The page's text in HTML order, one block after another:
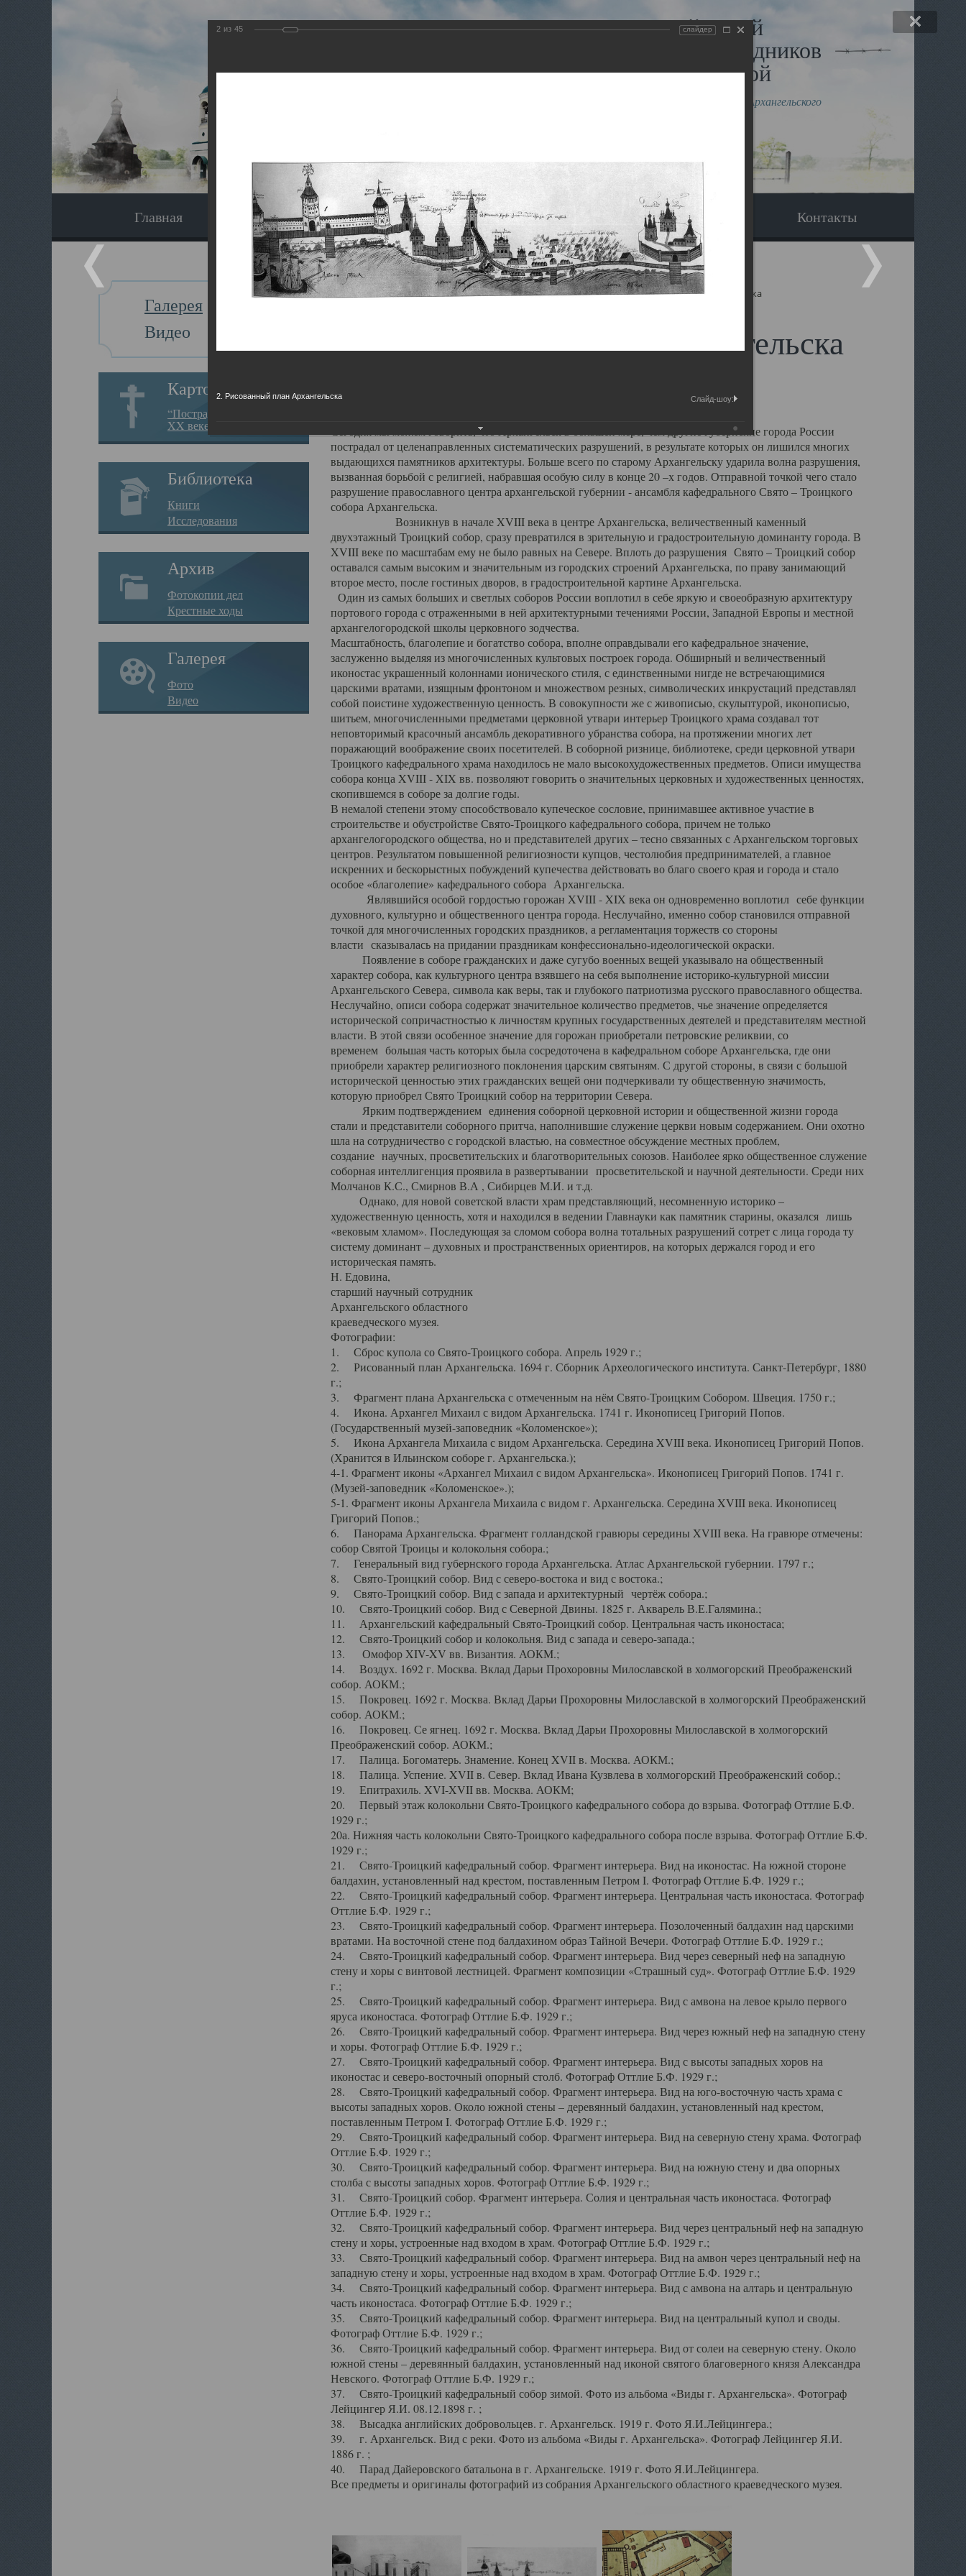
Виртуальный музей
Новомучеников и исповедников
Земли Архангельской
Сайт создан по благословлению митрополита Архангельского
Главная Экскурсия Наследники Галерея Вопрос-ответ Контакты
Галерея
Видео
Картотека
“Пострадавшие за веру в
XX веке на Севере”
Библиотека
Книги
Исследования
Архив
Фотокопии дел
Крестные ходы
Галерея
Фото
Видео
Главная Галерея Храмы-мученики Архангельска Свято-Троицкий собор Архангельска
Свято-Троицкий собор Архангельска
Свято-Троицкий собор Архангельска
Сегодня мы можем говорить, что Архангельск в большей мере, чем другие губернские города России
пострадал от целенаправленных систематических разрушений, в результате которых он лишился многих
выдающихся памятников архитектуры. Больше всего по старому Архангельску ударила волна разрушения,
вызванная борьбой с религией, набравшая особую силу в конце 20 –х годов. Отправной точкой чего стало
разрушение православного центра архангельской губернии - ансамбля кафедрального Свято – Троицкого
собора Архангельска.
Возникнув в начале XVIII века в центре Архангельска, величественный каменный
двухэтажный Троицкий собор, сразу превратился в зрительную и градостроительную доминанту города. В
XVIII веке по масштабам ему не было равных на Севере. Вплоть до разрушения Свято – Троицкий собор
оставался самым высоким и значительным из городских строений Архангельска, по праву занимающий
второе место, после гостиных дворов, в градостроительной картине Архангельска.
Один из самых больших и светлых соборов России воплотил в себе яркую и своеобразную архитектуру
портового города с отраженными в ней архитектурными течениями России, Западной Европы и местной
архангелогородской школы церковного зодчества.
Масштабность, благолепие и богатство собора, вполне оправдывали его кафедральное значение,
заслуженно выделяя из многочисленных культовых построек города. Обширный и величественный
иконостас украшенный колоннами ионического стиля, с единственными нигде не встречающимися
царскими вратами, изящным фронтоном и множеством резных, символических инкрустаций представлял
собой поистине художественную ценность. В совокупности же с живописью, скульптурой, иконописью,
шитьем, многочисленными предметами церковной утвари интерьер Троицкого храма создавал тот
неповторимый красочный ансамбль декоративного убранства собора, на протяжении многих лет
поражающий воображение своих посетителей. В соборной ризнице, библиотеке, среди церковной утвари
Троицкого кафедрального храма находилось не мало высокохудожественных предметов. Описи имущества
собора конца XVIII - XIX вв. позволяют говорить о значительных церковных и художественных ценностях,
скопившемся в соборе за долгие годы.
В немалой степени этому способствовало купеческое сословие, принимавшее активное участие в
строительстве и обустройстве Свято-Троицкого кафедрального собора, причем не только
архангелогородского общества, но и представителей других – тесно связанных с Архангельском торговых
центров. Результатом повышенной религиозности купцов, честолюбия предпринимателей, а главное
искренних и бескорыстных побуждений купечества действовать во благо своего края и города и стало
особое «благолепие» кафедрального собора Архангельска.
Являвшийся особой гордостью горожан XVIII - XIX века он одновременно воплотил себе функции
духовного, культурно и общественного центра города. Неслучайно, именно собор становился отправной
точкой для многочисленных городских праздников, а регламентация торжеств со стороны
власти сказывалась на придании праздникам конфессионально-идеологической окраски.
Появление в соборе гражданских и даже сугубо военных вещей указывало на общественный
характер собора, как культурного центра взявшего на себя выполнение историко-культурной миссии
Архангельского Севера, символа как веры, так и глубокого патриотизма русского православного общества.
Неслучайно, описи собора содержат значительное количество предметов, чье значение определяется
исторической сопричастностью к личностям крупных государственных деятелей и представителям местной
власти. В этой связи особенное значение для горожан приобретали петровские реликвии, со
временем большая часть которых была сосредоточена в кафедральном соборе Архангельска, где они
приобрели характер религиозного поклонения царским святыням. С другой стороны, в связи с большой
исторической ценностью этих гражданских вещей они подчеркивали ту общественную значимость,
которую приобрел Свято Троицкий собор на территории Севера.
Ярким подтверждением единения соборной церковной истории и общественной жизни города
стали и представители соборного притча, наполнившие служение церкви новым содержанием. Они охотно
шла на сотрудничество с городской властью, на совместное обсуждение местных проблем,
создание научных, просветительских и благотворительных союзов. Наиболее ярко общественное служение
соборная интеллигенция проявила в развертывании просветительской и научной деятельности. Среди них
Молчанов К.С., Смирнов В.А , Сибирцев М.И. и т.д.
Однако, для новой советской власти храм представляющий, несомненную историко –
художественную ценность, хотя и находился в ведении Главнауки как памятник старины, оказался лишь
«вековым хламом». Последующая за сломом собора волна тотальных разрушений сотрет с лица города ту
систему доминант – духовных и пространственных ориентиров, на которых держался город и его
историческая память.
Н. Едовина,
старший научный сотрудник
Архангельского областного
краеведческого музея.
Фотографии:
1. Сброс купола со Свято-Троицкого собора. Апрель 1929 г.;
2. Рисованный план Архангельска. 1694 г. Сборник Археологического института. Санкт-Петербург, 1880
г.;
3. Фрагмент плана Архангельска с отмеченным на нём Свято-Троицким Собором. Швеция. 1750 г.;
4. Икона. Архангел Михаил с видом Архангельска. 1741 г. Иконописец Григорий Попов.
(Государственный музей-заповедник «Коломенское»);
5. Икона Архангела Михаила с видом Архангельска. Середина XVIII века. Иконописец Григорий Попов.
(Хранится в Ильинском соборе г. Архангельска.);
4-1. Фрагмент иконы «Архангел Михаил с видом Архангельска». Иконописец Григорий Попов. 1741 г.
(Музей-заповедник «Коломенское».);
5-1. Фрагмент иконы Архангела Михаила с видом г. Архангельска. Середина XVIII века. Иконописец
Григорий Попов.;
6. Панорама Архангельска. Фрагмент голландской гравюры середины XVIII века. На гравюре отмечены:
собор Святой Троицы и колокольня собора.;
7. Генеральный вид губернского города Архангельска. Атлас Архангельской губернии. 1797 г.;
8. Свято-Троицкий собор. Вид с северо-востока и вид с востока.;
9. Свято-Троицкий собор. Вид с запада и архитектурный чертёж собора.;
10. Свято-Троицкий собор. Вид с Северной Двины. 1825 г. Акварель В.Е.Галямина.;
11. Архангельский кафедральный Свято-Троицкий собор. Центральная часть иконостаса;
12. Свято-Троицкий собор и колокольня. Вид с запада и северо-запада.;
13. Омофор XIV-XV вв. Византия. АОКМ.;
14. Воздух. 1692 г. Москва. Вклад Дарьи Прохоровны Милославской в холмогорский Преображенский
собор. АОКМ.;
15. Покровец. 1692 г. Москва. Вклад Дарьи Прохоровны Милославской в холмогорский Преображенский
собор. АОКМ.;
16. Покровец. Се ягнец. 1692 г. Москва. Вклад Дарьи Прохоровны Милославской в холмогорский
Преображенский собор. АОКМ.;
17. Палица. Богоматерь. Знамение. Конец XVII в. Москва. АОКМ.;
18. Палица. Успение. XVII в. Север. Вклад Ивана Кузвлева в холмогорский Преображенский собор.;
19. Епитрахиль. XVI-XVII вв. Москва. АОКМ;
20. Первый этаж колокольни Свято-Троицкого кафедрального собора до взрыва. Фотограф Оттлие Б.Ф.
1929 г.;
20а. Нижняя часть колокольни Свято-Троицкого кафедрального собора после взрыва. Фотограф Оттлие Б.Ф.
1929 г.;
21. Свято-Троицкий кафедральный собор. Фрагмент интерьера. Вид на иконостас. На южной стороне
балдахин, установленный над крестом, поставленным Петром I. Фотограф Оттлие Б.Ф. 1929 г.;
22. Свято-Троицкий кафедральный собор. Фрагмент интерьера. Центральная часть иконостаса. Фотограф
Оттлие Б.Ф. 1929 г.;
23. Свято-Троицкий кафедральный собор. Фрагмент интерьера. Позолоченный балдахин над царскими
вратами. На восточной стене под балдахином образ Тайной Вечери. Фотограф Оттлие Б.Ф. 1929 г.;
24. Свято-Троицкий кафедральный собор. Фрагмент интерьера. Вид через северный неф на западную
стену и хоры с винтовой лестницей. Фрагмент композиции «Страшный суд». Фотограф Оттлие Б.Ф. 1929
г.;
25. Свято-Троицкий кафедральный собор. Фрагмент интерьера. Вид с амвона на левое крыло первого
яруса иконостаса. Фотограф Оттлие Б.Ф. 1929 г.;
26. Свято-Троицкий кафедральный собор. Фрагмент интерьера. Вид через южный неф на западную стену
и хоры. Фотограф Оттлие Б.Ф. 1929 г.;
27. Свято-Троицкий кафедральный собор. Фрагмент интерьера. Вид с высоты западных хоров на
иконостас и северо-восточный опорный столб. Фотограф Оттлие Б.Ф. 1929 г.;
28. Свято-Троицкий кафедральный собор. Фрагмент интерьера. Вид на юго-восточную часть храма с
высоты западных хоров. Около южной стены – деревянный балдахин, установленный над крестом,
поставленным Петром I. Фотограф Оттлие Б.Ф. 1929 г.;
29. Свято-Троицкий кафедральный собор. Фрагмент интерьера. Вид на северную стену храма. Фотограф
Оттлие Б.Ф. 1929 г.;
30. Свято-Троицкий кафедральный собор. Фрагмент интерьера. Вид на южную стену и два опорных
столба с высоты западных хоров. Фотограф Оттлие Б.Ф. 1929 г.;
31. Свято-Троицкий собор. Фрагмент интерьера. Солия и центральная часть иконостаса. Фотограф
Оттлие Б.Ф. 1929 г.;
32. Свято-Троицкий кафедральный собор. Фрагмент интерьера. Вид через центральный неф на западную
стену и хоры, устроенные над входом в храм. Фотограф Оттлие Б.Ф. 1929 г.;
33. Свято-Троицкий кафедральный собор. Фрагмент интерьера. Вид на амвон через центральный неф на
западную стену и хоры, устроенные над входом в храм. Фотограф Оттлие Б.Ф. 1929 г.;
34. Свято-Троицкий кафедральный собор. Фрагмент интерьера. Вид с амвона на алтарь и центральную
часть иконостаса. Фотограф Оттлие Б.Ф. 1929 г.;
35. Свято-Троицкий кафедральный собор. Фрагмент интерьера. Вид на центральный купол и своды.
Фотограф Оттлие Б.Ф. 1929 г.;
36. Свято-Троицкий кафедральный собор. Фрагмент интерьера. Вид от солеи на северную стену. Около
южной стены – деревянный балдахин, установленный над иконой святого благоверного князя Александра
Невского. Фотограф Оттлие Б.Ф. 1929 г.;
37. Свято-Троицкий кафедральный собор зимой. Фото из альбома «Виды г. Архангельска». Фотограф
Лейцингер Я.И. 08.12.1898 г. ;
38. Высадка английских добровольцев. г. Архангельск. 1919 г. Фото Я.И.Лейцингера.;
39. г. Архангельск. Вид с реки. Фото из альбома «Виды г. Архангельска». Фотограф Лейцингер Я.И.
1886 г. ;
40. Парад Дайеровского батальона в г. Архангельске. 1919 г. Фото Я.И.Лейцингера.
Все предметы и оригиналы фотографий из собрания Архангельского областного краеведческого музея.
2 из 45 слайдер
2. Рисованный план Архангельска Слайд-шоу: